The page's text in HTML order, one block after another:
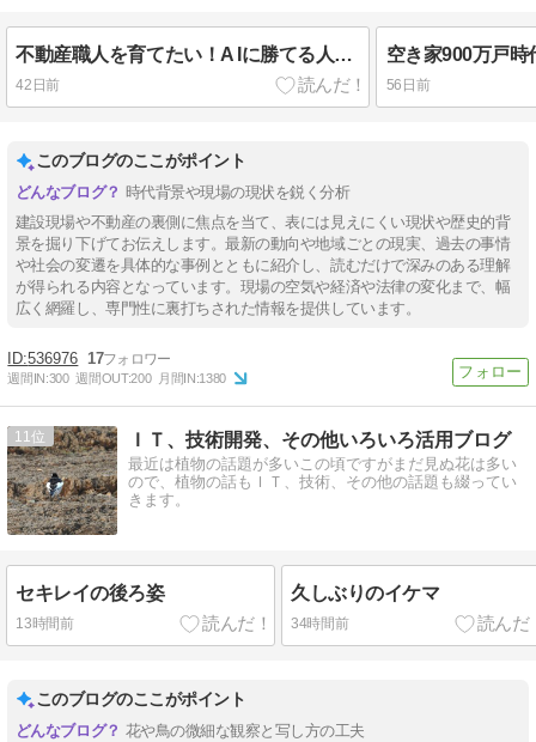
不動産職人を育てたい！A Iに勝てる人材とは（No.2624）
42日前 56日前
このブログのここがポイント
時代背景や現場の現状を鋭く分析
建設現場や不動産の裏側に焦点を当て、表には見えにくい現状や歴史的背
景を掘り下げてお伝えします。最新の動向や地域ごとの現実、過去の事情
や社会の変遷を具体的な事例とともに紹介し、読むだけで深みのある理解
が得られる内容となっています。現場の空気や経済や法律の変化まで、幅
広く網羅し、専門性に裏打ちされた情報を提供しています。
536976 17
週間IN:300 週間OUT:200 月間IN:1380
11 ＩＴ、技術開発、その他いろいろ活用ブログ
最近は植物の話題が多いこの頃ですがまだ見ぬ花は多い
ので、植物の話もＩＴ、技術、その他の話題も綴ってい
きます。
セキレイの後ろ姿
13時間前
久しぶりのイケマ
34時間前
このブログのここがポイント
花や鳥の微細な観察と写し方の工夫